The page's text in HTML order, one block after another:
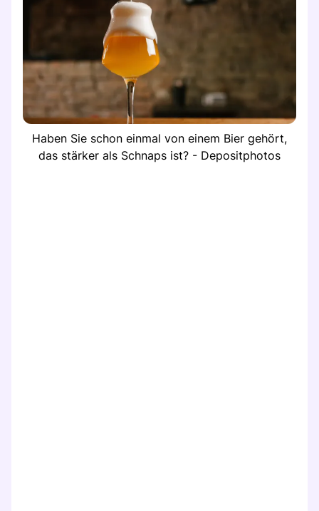
Haben Sie schon einmal von einem Bier gehört,
das stärker als Schnaps ist? - Depositphotos